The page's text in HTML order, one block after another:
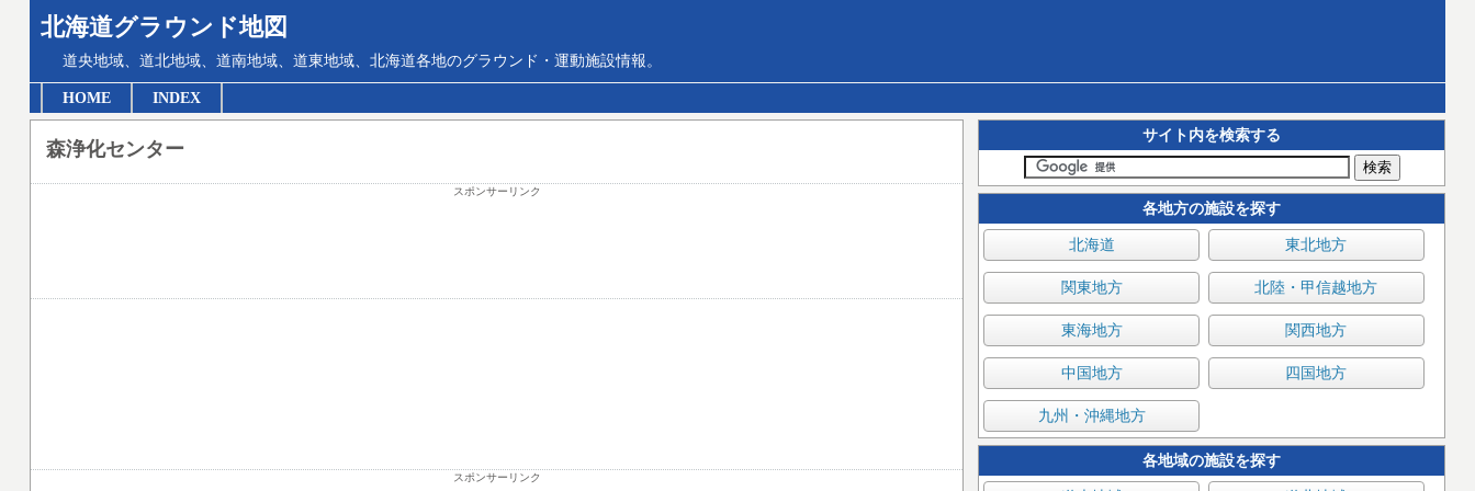
北海道グラウンド地図
道央地域、道北地域、道南地域、道東地域、北海道各地のグラウンド・運動施設情報。
HOME INDEX
サイト内を検索する
各地方の施設を探す
北海道 東北地方
関東地方 北陸・甲信越地方
東海地方 関西地方
中国地方 四国地方
九州・沖縄地方
各地域の施設を探す
森浄化センター
スポンサーリンク
スポンサーリンク